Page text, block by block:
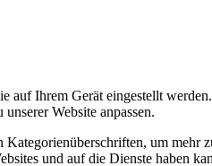
auf Ihrem Gerät eingestellt
Website anpassen.
um mehr
und auf die Dienste haben